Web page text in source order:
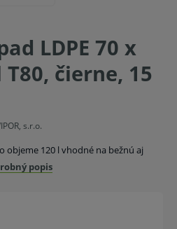
LDPE 70 x
čierne, 15
s.r.o.
objeme 120 l vhodné na bežnú aj
popis